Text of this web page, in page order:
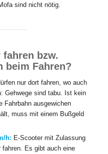
sind nicht nötig.
fahren bzw.
beim Fahren?
nur dort fahren, wo auch
Gehwege sind tabu. Ist kein
Fahrbahn ausgewichen
muss mit einem Bußgeld
h: E-Scooter mit Zulassung
fahren. Es gibt auch eine